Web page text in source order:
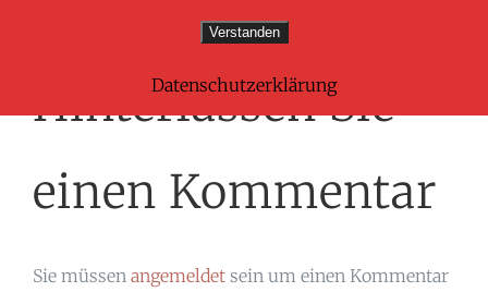
Hinterlassen Sie
einen Kommentar
Sie müssen angemeldet sein um einen Kommentar
Verstanden
Datenschutzerklärung